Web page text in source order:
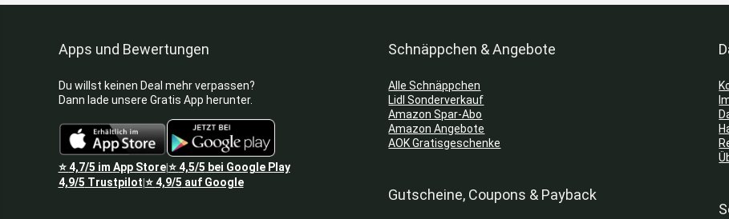
Apps und Bewertungen
Du willst keinen Deal mehr verpassen?
Dann lade unsere Gratis App herunter.
⭐4,7/5 im App Store|⭐4,5/5 bei Google Play
4,9/5 Trustpilot ⭐4,9/5 auf Google
Schnäppchen & Angebote
Alle Schnäppchen
Lidl Sonderverkauf
Amazon Spar-Abo
Amazon Angebote
AOK Gratisgeschenke
Gutscheine, Coupons & Payback